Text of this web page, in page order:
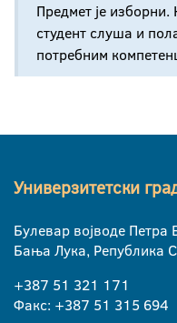
Предмет је изборни.
студент слуша и
потребним
Универзитетски
Булевар војводе Петра
Бања Лука, Република
+387 51 321 171
Факс: +387 51 315 694